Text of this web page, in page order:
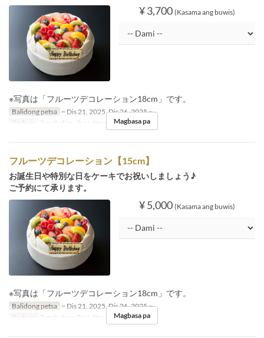
¥ 3,700 (Kasama ang buwis)
※写真は「フルーツデコレーション18cm」です。
Balidong petsa ~ Dis 21, 2025, Dis 26, 2025 ~
Pagkain
Tanghalian, Tsaa, HapunanMagbasa pa
フルーツデコレーション【15cm】
お誕生日や特別な日をケーキでお祝いしましょう♪
ご予約にて承ります。
¥ 5,000 (Kasama ang buwis)
※写真は「フルーツデコレーション18cm」です。
Balidong petsa ~ Dis 21, 2025, Dis 26, 2025 ~
Pagkain
Tanghalian, Tsaa, HapunanMagbasa pa